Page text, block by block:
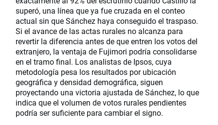
superó, una línea que ya fue cruzada en el conteo
actual sin que Sánchez haya conseguido el traspaso.
Si el avance de las actas rurales no alcanza para
revertir la diferencia antes de que entren los votos del
extranjero, la ventaja de Fujimori podría consolidarse
en el tramo final. Los analistas de Ipsos, cuya
metodología pesa los resultados por ubicación
geográfica y densidad demográfica, siguen
proyectando una victoria ajustada de Sánchez, lo que
indica que el volumen de votos rurales pendientes
podría ser suficiente para cambiar el signo.